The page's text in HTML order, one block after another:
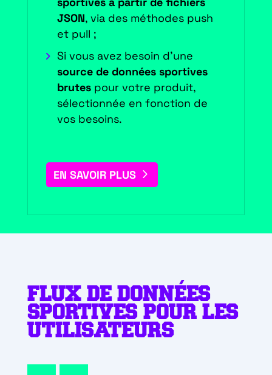
JSON, via des méthodes push
et pull ;
Si vous avez besoin d'une
source de données sportives
brutespour votre produit,
sélectionnée en fonction de
vos besoins.
EN SAVOIR PLUS
FLUX DE DONNÉES
SPORTIVES POUR LES
UTILISATEURS